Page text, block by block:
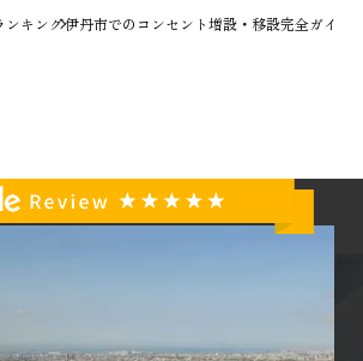
ンキング伊丹市でのコンセント増設・移設完全ガイド